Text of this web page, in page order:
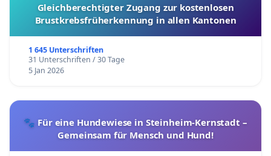
Gleichberechtigter Zugang zur kostenlosen
Brustkrebsfrüherkennung in allen Kantonen
1 645 Unterschriften
31 Unterschriften / 30 Tage
5 Jan 2026
🐾 Für eine Hundewiese in Steinheim-Kernstadt –
Gemeinsam für Mensch und Hund!